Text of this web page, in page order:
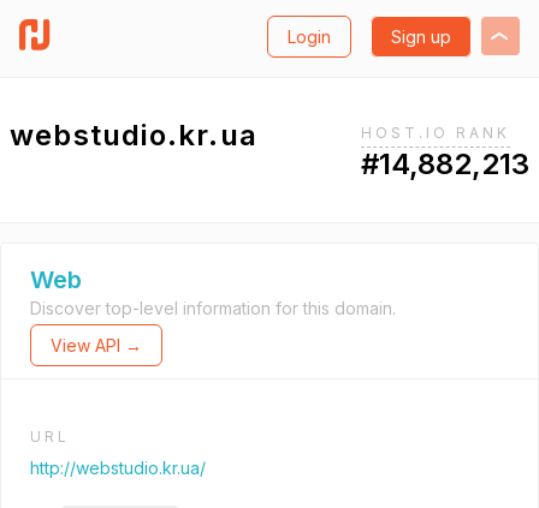
Login Sign up
webstudio.kr.ua HOST.IO RANK
#14,882,213
Web
Discover top-level information for this domain.
View API →
URL
http://webstudio.kr.ua/